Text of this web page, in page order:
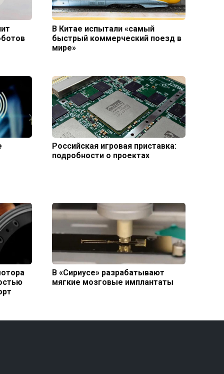
В Китае испытали «самый
быстрый коммерческий поезд в
мире»
Российская игровая приставка:
подробности о проектах
В «Сириусе» разрабатывают
мягкие мозговые имплантаты